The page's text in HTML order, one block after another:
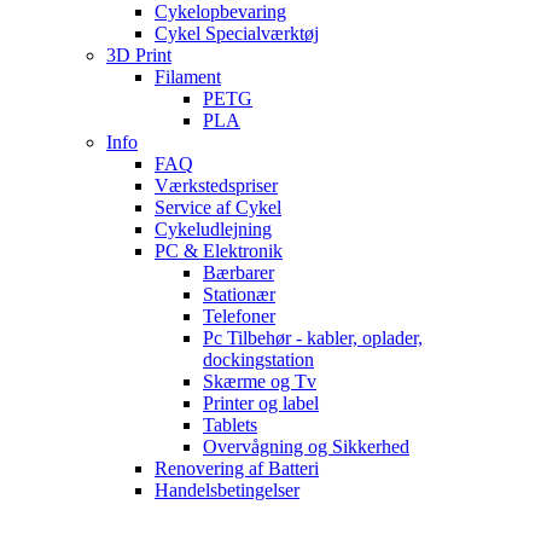
Cykelopbevaring
Cykel Specialværktøj
3D Print
Filament
PETG
PLA
Info
FAQ
Værkstedspriser
Service af Cykel
Cykeludlejning
PC & Elektronik
Bærbarer
Stationær
Telefoner
Pc Tilbehør - kabler, oplader,
dockingstation
Skærme og Tv
Printer og label
Tablets
Overvågning og Sikkerhed
Renovering af Batteri
Handelsbetingelser